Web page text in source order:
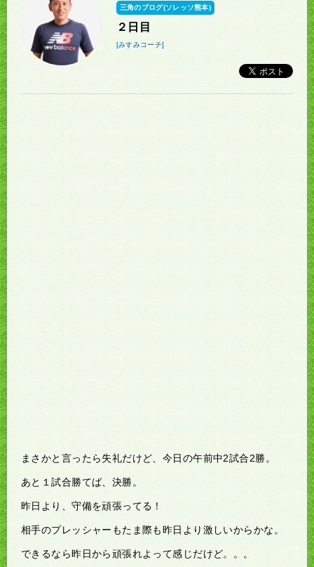
三角のブログ(ソレッソ熊本)
２日目
[みすみコーチ]
まさかと言ったら失礼だけど、今日の午前中2試合2勝。
あと１試合勝てば、決勝。
昨日より、守備を頑張ってる！
相手のプレッシャーもたま際も昨日より激しいからかな。
できるなら昨日から頑張れよって感じだけど。。。